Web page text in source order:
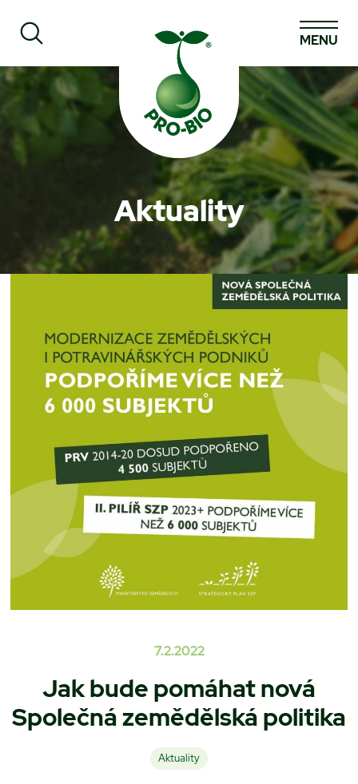
Prohledat PRO-BIO
MENU
Aktuality
7.2.2022
Jak bude pomáhat nová
Společná zemědělská politika
Aktuality